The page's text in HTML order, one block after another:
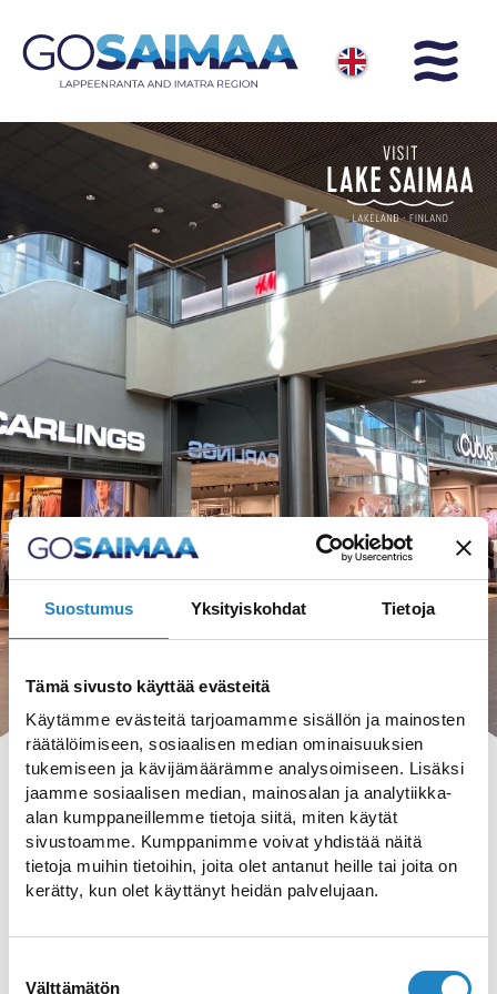
Suostumus Yksityiskohdat Tietoja
Tämä sivusto käyttää evästeitä
Käytämme evästeitä tarjoamamme sisällön ja mainosten
räätälöimiseen, sosiaalisen median ominaisuuksien
tukemiseen ja kävijämäärämme analysoimiseen. Lisäksi
jaamme sosiaalisen median, mainosalan ja analytiikka-
alan kumppaneillemme tietoja siitä, miten käytät
sivustoamme. Kumppanimme voivat yhdistää näitä
tietoja muihin tietoihin, joita olet antanut heille tai joita on
kerätty, kun olet käyttänyt heidän palvelujaan.
valinta
Välttämätön
HAKU